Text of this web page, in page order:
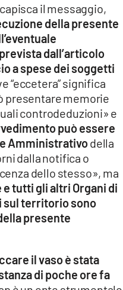
il messaggio,
della presente
dall’articolo
a spese dei soggetti
“eccetera” significa
presentare memorie
controdeduzioni» e
può essere
Amministrativodella
dalla notifica o
dello stesso», ma
e tutti gli altri Organi di
sul territorio sono
presente
il vaso è stata
di poche ore fa